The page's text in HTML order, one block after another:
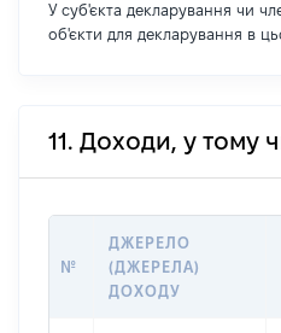
У суб'єкта декларування чи
об'єкти для декларування в
11. Доходи, у тому
№
ДЖЕРЕЛО
(ДЖЕРЕЛА)
ДОХОДУ